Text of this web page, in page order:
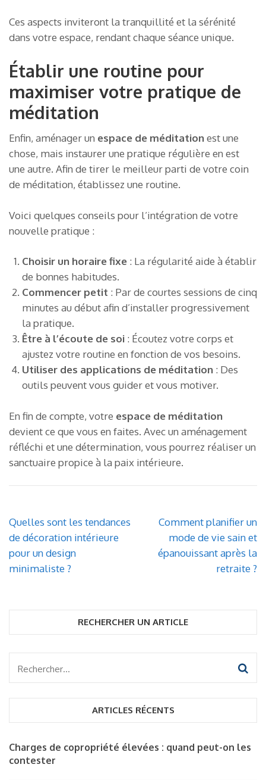
Ces aspects inviteront la tranquillité et la sérénité
dans votre espace, rendant chaque séance unique.
Établir une routine pour
maximiser votre pratique de
méditation
Enfin, aménager un espace de méditationest une
chose, mais instaurer une pratique régulière en est
une autre. Afin de tirer le meilleur parti de votre coin
de méditation, établissez une routine.
Voici quelques conseils pour l’intégration de votre
nouvelle pratique :
Choisir un horaire fixe : La régularité aide à établir
de bonnes habitudes.
Commencer petit : Par de courtes sessions de cinq
minutes au début afin d’installer progressivement
la pratique.
Être à l’écoute de soi : Écoutez votre corps et
ajustez votre routine en fonction de vos besoins.
Utiliser des applications de méditation : Des
outils peuvent vous guider et vous motiver.
En fin de compte, votre espace de méditation
devient ce que vous en faites. Avec un aménagement
réfléchi et une détermination, vous pourrez réaliser un
sanctuaire propice à la paix intérieure.
Navigation
de
l’article
Quelles sont les tendances
de décoration intérieure
pour un design
minimaliste ?
Comment planifier un
mode de vie sain et
épanouissant après la
retraite ?
RECHERCHER UN ARTICLE
Rechercher :
ARTICLES RÉCENTS
Charges de copropriété élevées : quand peut-on les
contester